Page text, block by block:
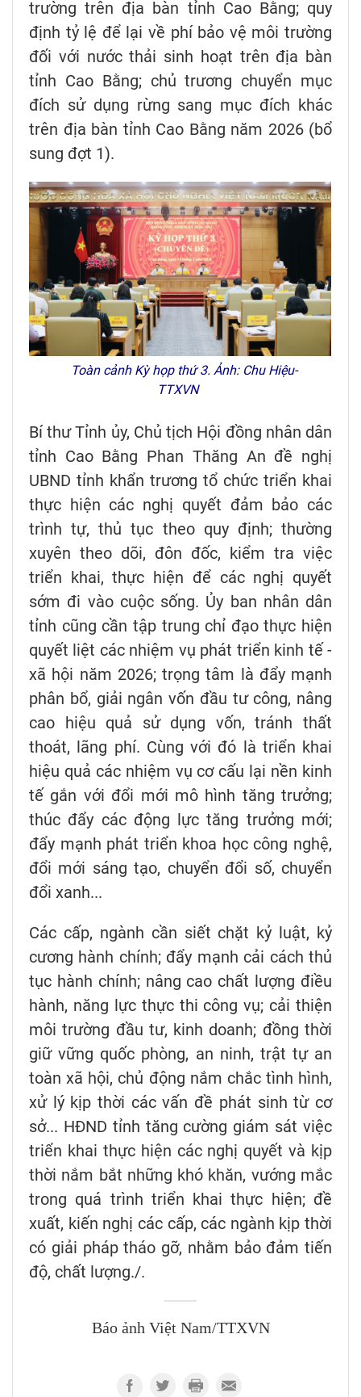
trường trên địa bàn tỉnh Cao Bằng; quy
định tỷ lệ để lại về phí bảo vệ môi trường
đối với nước thải sinh hoạt trên địa bàn
tỉnh Cao Bằng; chủ trương chuyển mục
đích sử dụng rừng sang mục đích khác
trên địa bàn tỉnh Cao Bằng năm 2026 (bổ
sung đợt 1).
Toàn cảnh Kỳ họp thứ 3. Ảnh: Chu Hiệu-
TTXVN
Bí thư Tỉnh ủy, Chủ tịch Hội đồng nhân dân
tỉnh Cao Bằng Phan Thăng An đề nghị
UBND tỉnh khẩn trương tổ chức triển khai
thực hiện các nghị quyết đảm bảo các
trình tự, thủ tục theo quy định; thường
xuyên theo dõi, đôn đốc, kiểm tra việc
triển khai, thực hiện để các nghị quyết
sớm đi vào cuộc sống. Ủy ban nhân dân
tỉnh cũng cần tập trung chỉ đạo thực hiện
quyết liệt các nhiệm vụ phát triển kinh tế -
xã hội năm 2026; trọng tâm là đẩy mạnh
phân bổ, giải ngân vốn đầu tư công, nâng
cao hiệu quả sử dụng vốn, tránh thất
thoát, lãng phí. Cùng với đó là triển khai
hiệu quả các nhiệm vụ cơ cấu lại nền kinh
tế gắn với đổi mới mô hình tăng trưởng;
thúc đẩy các động lực tăng trưởng mới;
đẩy mạnh phát triển khoa học công nghệ,
đổi mới sáng tạo, chuyển đổi số, chuyển
đổi xanh...
Các cấp, ngành cần siết chặt kỷ luật, kỷ
cương hành chính; đẩy mạnh cải cách thủ
tục hành chính; nâng cao chất lượng điều
hành, năng lực thực thi công vụ; cải thiện
môi trường đầu tư, kinh doanh; đồng thời
giữ vững quốc phòng, an ninh, trật tự an
toàn xã hội, chủ động nắm chắc tình hình,
xử lý kịp thời các vấn đề phát sinh từ cơ
sở... HĐND tỉnh tăng cường giám sát việc
triển khai thực hiện các nghị quyết và kịp
thời nắm bắt những khó khăn, vướng mắc
trong quá trình triển khai thực hiện; đề
xuất, kiến nghị các cấp, các ngành kịp thời
có giải pháp tháo gỡ, nhằm bảo đảm tiến
độ, chất lượng./.
Báo ảnh Việt Nam/TTXVN